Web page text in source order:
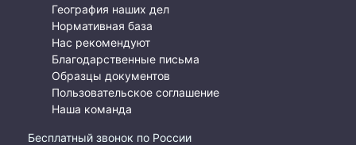
География наших дел
Нормативная база
Нас рекомендуют
Благодарственные письма
Образцы документов
Пользовательское соглашение
Наша команда
Бесплатный звонок по России